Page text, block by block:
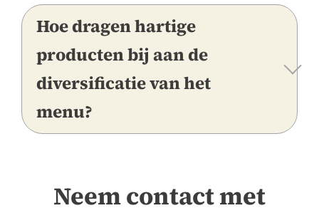
Hoe dragen hartige
producten bij aan de
diversificatie van het
menu?
Neem contact met